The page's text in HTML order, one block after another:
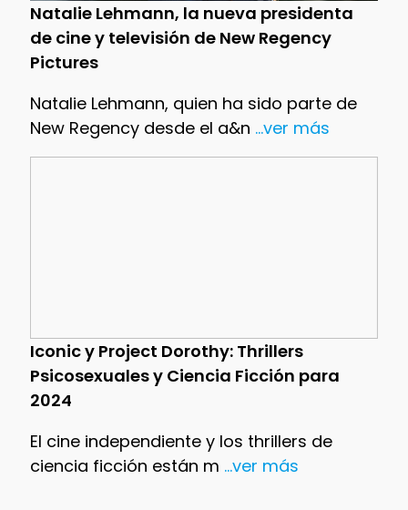
Natalie Lehmann, la nueva presidenta
de cine y televisión de New Regency
Pictures
Natalie Lehmann, quien ha sido parte de
New Regency desde el a&n ...ver más
Iconic y Project Dorothy: Thrillers
Psicosexuales y Ciencia Ficción para
2024
El cine independiente y los thrillers de
ciencia ficción están m ...ver más